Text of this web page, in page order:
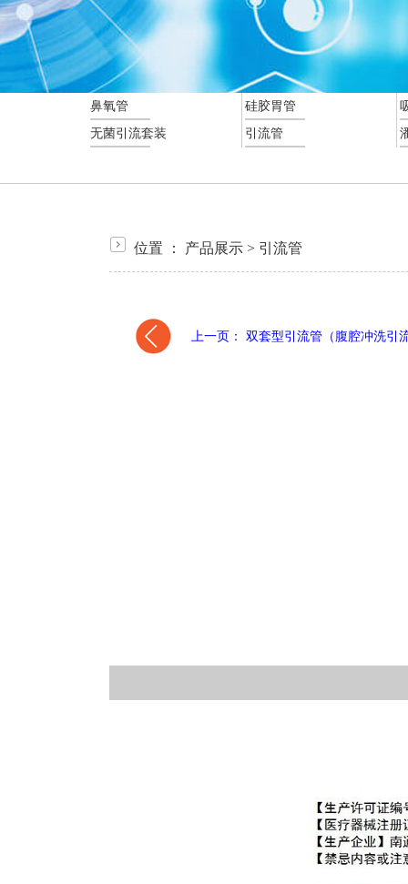
鼻氧管 硅胶胃管
无菌引流套装
引流管
位置 ： 产品展示 > 引流管
上一页： 双套型引流管（腹腔冲洗引